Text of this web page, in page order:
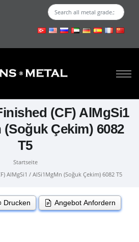
(CF) AlMgSi1
Çekim) 6082
T5
Startseite
AlMgSi1 / AlSi1MgMn (Soğuk Çekim) 6082 T5
Drucken Angebot Anfordern